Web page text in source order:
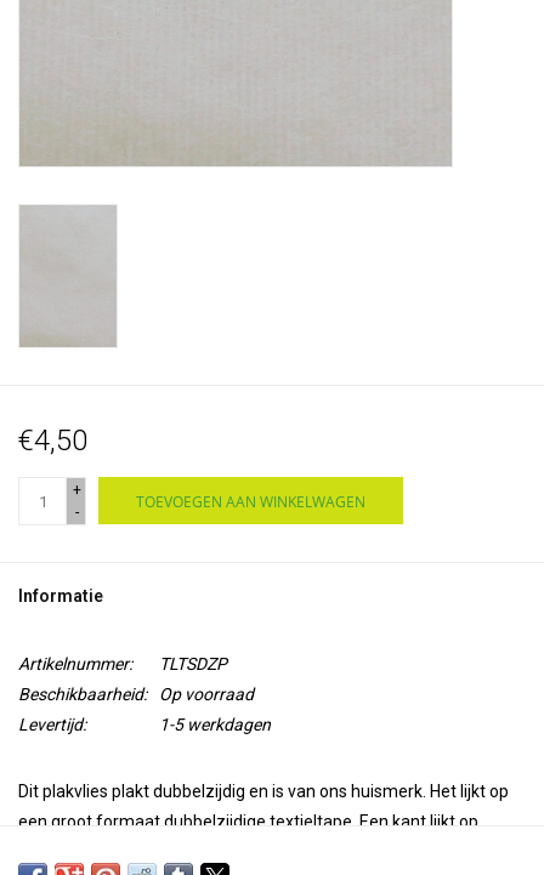
€4,50
+
-
TOEVOEGEN AAN WINKELWAGEN
Informatie
Artikelnummer:
TLTSDZP
Beschikbaarheid:
Op voorraad
Levertijd:
1-5 werkdagen
Dit plakvlies plakt dubbelzijdig en is van ons huismerk. Het lijkt op
een groot formaat dubbelzijdige textieltape. Een kant lijkt op